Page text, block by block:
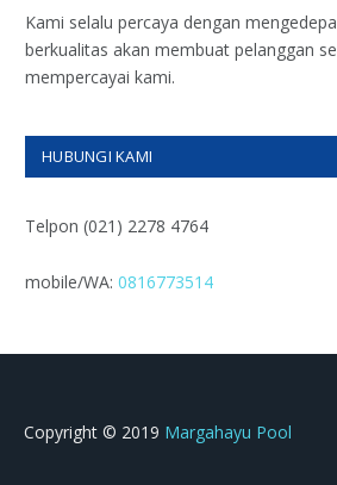
Kami selalu percaya dengan
berkualitas akan membuat pelanggan
mempercayai kami.
HUBUNGI KAMI
Telpon (021) 2278 4764
mobile/WA: 0816773514
Copyright © 2019 Margahayu Pool